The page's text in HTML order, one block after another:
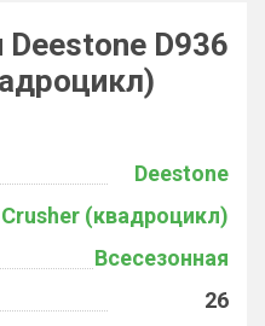
D936
Deestone
(квадроцикл)
Всесезонная
26